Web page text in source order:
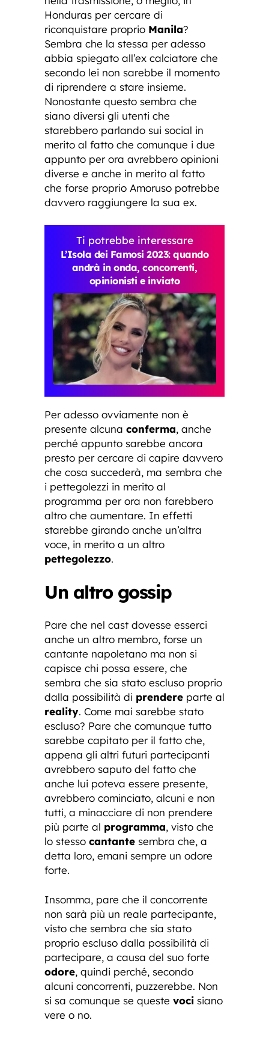
Honduras per cercare di
riconquistare proprio Manila?
Sembra che la stessa per adesso
abbia spiegato all’ex calciatore che
secondo lei non sarebbe il momento
di riprendere a stare insieme.
Nonostante questo sembra che
siano diversi gli utenti che
starebbero parlando sui social in
merito al fatto che comunque i due
appunto per ora avrebbero opinioni
diverse e anche in merito al fatto
che forse proprio Amoruso potrebbe
davvero raggiungere la sua ex.
Ti potrebbe interessare
L’Isola dei Famosi 2023: quando
andrà in onda, concorrenti,
opinionisti e inviato
Per adesso ovviamente non è
presente alcuna conferma, anche
perché appunto sarebbe ancora
presto per cercare di capire davvero
che cosa succederà, ma sembra che
i pettegolezzi in merito al
programma per ora non farebbero
altro che aumentare. In effetti
starebbe girando anche un’altra
voce, in merito a un altro
pettegolezzo.
Un altro gossip
Pare che nel cast dovesse esserci
anche un altro membro, forse un
cantante napoletano ma non si
capisce chi possa essere, che
sembra che sia stato escluso proprio
dalla possibilità di prendere parte al
reality. Come mai sarebbe stato
escluso? Pare che comunque tutto
sarebbe capitato per il fatto che,
appena gli altri futuri partecipanti
avrebbero saputo del fatto che
anche lui poteva essere presente,
avrebbero cominciato, alcuni e non
tutti, a minacciare di non prendere
più parte al programma, visto che
lo stesso cantante sembra che, a
detta loro, emani sempre un odore
forte.
Insomma, pare che il concorrente
non sarà più un reale partecipante,
visto che sembra che sia stato
proprio escluso dalla possibilità di
partecipare, a causa del suo forte
odore, quindi perché, secondo
alcuni concorrenti, puzzerebbe. Non
si sa comunque se queste voci siano
vere o no.